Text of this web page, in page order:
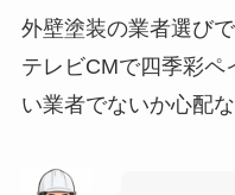
外壁塗装の業者選び
テレビCMで四季彩ペ
い業者でないか心配